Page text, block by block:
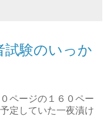
試験のいっか
ページの１６０ペー
定していた一夜漬け